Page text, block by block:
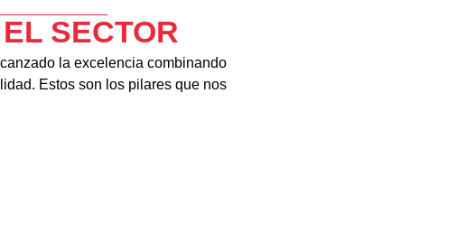
SECTOR
la excelencia combinando
Estos son los pilares que nos